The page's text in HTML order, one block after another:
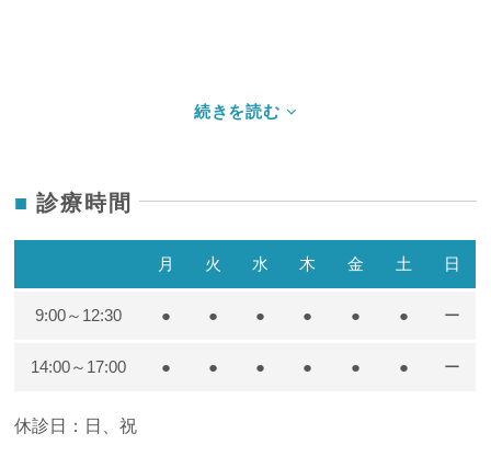
診療時間
月 火 水 木 金 土 日
9:00～12:30 ● ● ● ● ● ● ー
14:00～17:00 ● ● ● ● ● ● ー
休診日：日、祝